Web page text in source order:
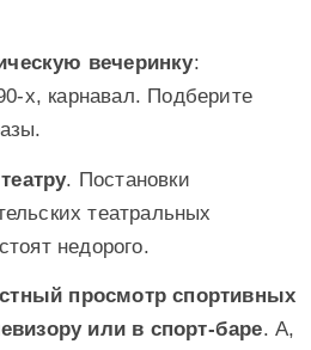
вечеринку:
х, карнавал. Подберите
. Постановки
театральных
недорого.
просмотр спортивных
или в спорт-баре. А,